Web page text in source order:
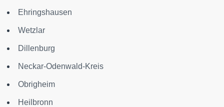
Ehringshausen
Wetzlar
Dillenburg
Neckar-Odenwald-Kreis
Obrigheim
Heilbronn